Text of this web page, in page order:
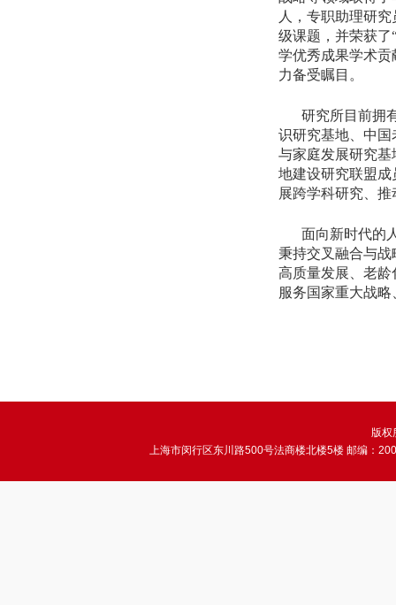
人，专职助理研究
级课题，并荣获了
学优秀成果学术贡
力备受瞩目 。
研究所目前拥
识研究基地、中
与家庭发展研究
地建设研究联盟
展跨学科研究、
面向新时代的
秉持交叉融合与
高质量发展、老
服务国家重大战
版权
上海市闵行区东川路500号法商楼北楼5楼 邮编：